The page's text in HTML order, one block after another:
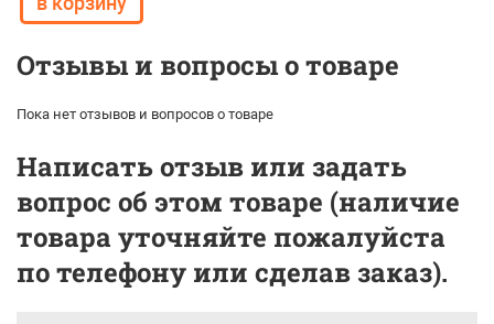
Отзывы и вопросы о товаре
Пока нет отзывов и вопросов о товаре
Написать отзыв или задать
вопрос об этом товаре (наличие
товара уточняйте пожалуйста
по телефону или сделав заказ).